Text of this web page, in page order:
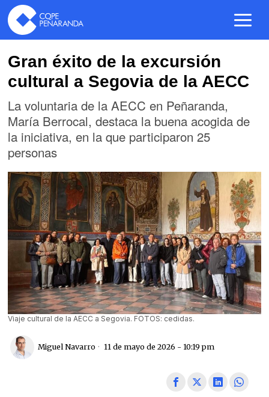
Gran éxito de la excursión
cultural a Segovia de la AECC
La voluntaria de la AECC en Peñaranda,
María Berrocal, destaca la buena acogida de
la iniciativa, en la que participaron 25
personas
Viaje cultural de la AECC a Segovia. FOTOS: cedidas.
Miguel Navarro 11 de mayo de 2026 - 10:19 pm